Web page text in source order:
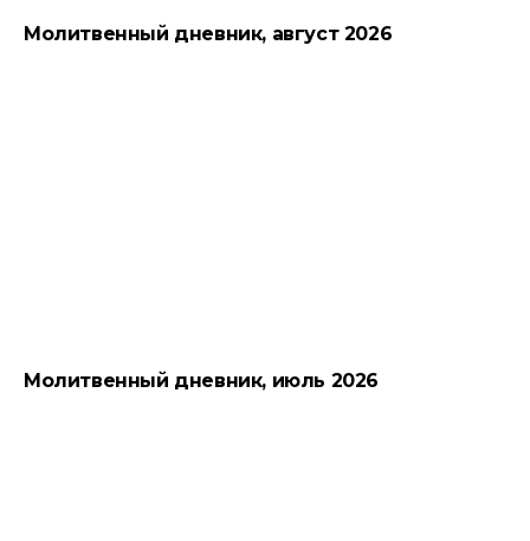
Молитвенный дневник, август 2026
Молитвенный дневник, июль 2026